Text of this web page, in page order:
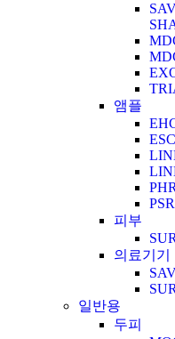
앰플
피부
의료기기
일반용
두피